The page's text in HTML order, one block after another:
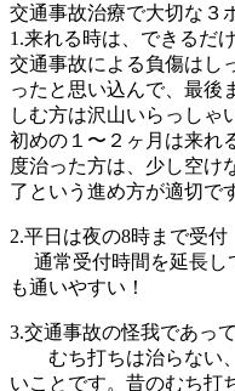
交通事故治療で大切な３
1.来れる時は、できるだ
交通事故による負傷はし
ったと思い込んで、最後
しむ方は沢山いらっしゃ
初めの１〜２ヶ月は来れ
度治った方は、少し空け
了という進め方が適切で
2.平日は夜の8時まで受付
通常受付時間を延長し
も通いやすい！
3.交通事故の怪我であっ
むち打ちは治らない、
いことです。昔のむち打